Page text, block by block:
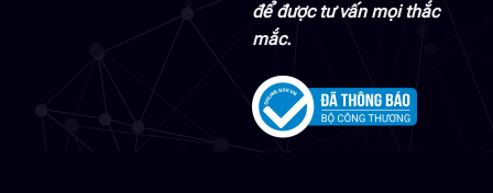
để được tư vấn mọi thắc
mắc.